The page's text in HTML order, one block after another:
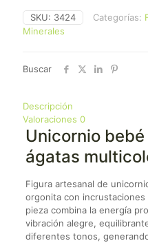
SKU: 3424 Categorías:
Minerales
Buscar
Descripción
Valoraciones 0
Unicornio
ágatas
Figura artesanal de
orgonita con
pieza combina la energía
vibración alegre,
diferentes tonos,